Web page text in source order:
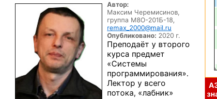
Автор:
Максим Черемисинов,
группа М8О-201Б-18,
remax_2000@mail.ru
Опубликовано: 2020 г.
Преподаёт у второго
курса предмет
«Системы
программирования».
Лектор у всего
потока, «лабник»